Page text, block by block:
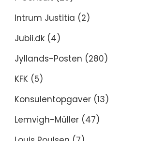
Intrum Justitia (2)
Jubii.dk (4)
Jyllands-Posten (280)
KFK (5)
Konsulentopgaver (13)
Lemvigh-Müller (47)